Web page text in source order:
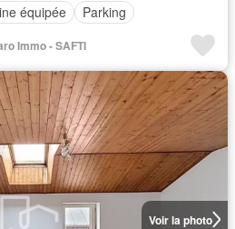
équipée Parking
Immo - SAFTI
Voir la photo